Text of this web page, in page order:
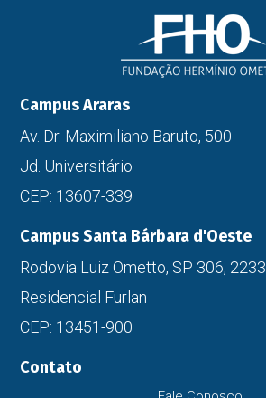
Campus Araras
Av. Dr. Maximiliano Baruto, 500
Jd. Universitário
CEP: 13607-339
Campus Santa Bárbara d'Oeste
Rodovia Luiz Ometto, SP 306, 2233
Residencial Furlan
CEP: 13451-900
Contato